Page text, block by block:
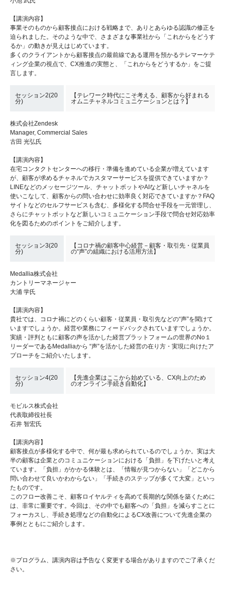
【講演内容】
事業そのものから顧客接点における戦略まで、ありとあらゆる認識の修正を
迫られました。そのような中で、さまざまな事業社から「これからをどうす
るか」の動きが見えはじめています。
多くのクライアントから顧客接点の最前線である運用を預かるテレマーケテ
ィング企業の視点で、CX推進の実態と、「これからをどうするか」をご提
言します。
セッション2(20
分)
【テレワーク時代にこそ考える、顧客から好まれる
オムニチャネルコミュニケーションとは？】
株式会社Zendesk
Manager, Commercial Sales
古田 光弘氏
【講演内容】
在宅コンタクトセンターへの移行・準備を進めている企業が増えています
が、顧客が求めるチャネルでカスタマーサービスを提供できていますか？
LINEなどのメッセージツール、チャットボットやAIなど新しいチャネルを
使いこなして、顧客からの問い合わせに効率良く対応できていますか？FAQ
サイトなどのセルフサービスも含む、多様化する問合せ手段を一元管理し、
さらにチャットボットなど新しいコミュニケーション手段で問合せ対応効率
化を図るためのポイントをご紹介します。
セッション3(20
分)
【コロナ禍の顧客中心経営－顧客・取引先・従業員
の“声”の組織における活用方法】
Medallia株式会社
カントリーマネージャー
大浦 学氏
【講演内容】
貴社では、コロナ禍にどのくらい顧客・従業員・取引先などの“声”を聞けて
いますでしょうか。経営や業務にフィードバックされていますでしょうか。
実績・評判ともに顧客の声を活かした経営プラットフォームの世界のNo１
リーダーであるMedalliaから “声”を活かした経営の在り方・実現に向けたア
プローチをご紹介いたします。
セッション4(20
分)
【先進企業はここから始めている、CX向上のため
のオンライン手続き自動化】
モビルス株式会社
代表取締役社長
石井 智宏氏
【講演内容】
顧客接点が多様化する中で、何が最も求められているのでしょうか。実は大
半の顧客は企業とのコミュニケーションにおける「負担」を下げたいと考え
ています。「負担」がかかる体験とは、「情報が見つからない」「どこから
問い合わせて良いかわからない」「手続きのステップが多くて大変」といっ
たものです。
このフロー改善こそ、顧客ロイヤルティを高めて長期的な関係を築くために
は、非常に重要です。今回は、その中でも顧客への「負担」を減らすことに
フォーカスし、手続き処理などの自動化によるCX改善について先進企業の
事例とともにご紹介します。
※プログラム、講演内容は予告なく変更する場合がありますのでご了承くだ
さい。